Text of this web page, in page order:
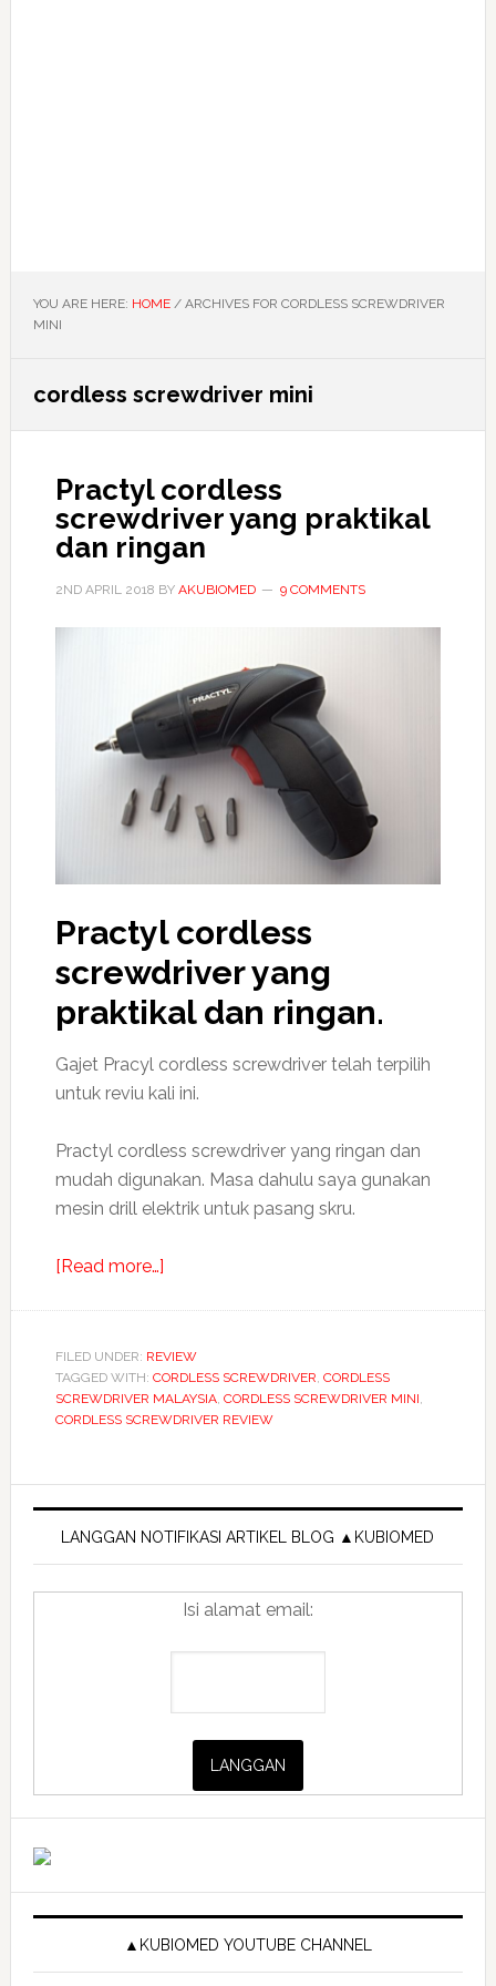
YOU ARE HERE: HOME /ARCHIVES FOR CORDLESS SCREWDRIVER
MINI
cordless screwdriver mini
Practyl cordless
screwdriver yang praktikal
dan ringan
2ND APRIL 2018 BY AKUBIOMED 9 COMMENTS
Practyl cordless
screwdriver yang
praktikal dan ringan.
Gajet Pracyl cordless screwdriver telah terpilih
untuk reviu kali ini.
Practyl cordless screwdriver yang ringan dan
mudah digunakan. Masa dahulu saya gunakan
mesin drill elektrik untuk pasang skru.
[Read more…]about
screwdriver
yang
praktikal
FILED UNDER: REVIEW
TAGGED WITH: CORDLESS SCREWDRIVER CORDLESS
SCREWDRIVER MALAYSIA, CORDLESS SCREWDRIVER MINI
CORDLESS SCREWDRIVER REVIEW
Primary
Sidebar
LANGGAN NOTIFIKASI ARTIKEL BLOG ▲KUBIOMED
Isi alamat email:
▲KUBIOMED YOUTUBE CHANNEL